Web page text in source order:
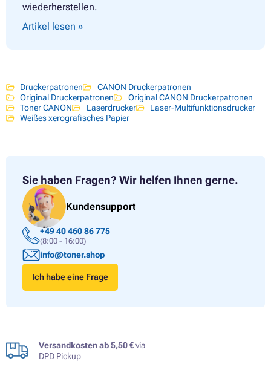
wiederherstellen.
Artikel lesen »
Druckerpatronen
CANON Druckerpatronen
Original Druckerpatronen
Original CANON Druckerpatronen
Toner CANON
Laserdrucker
Laser-Multifunktionsdrucker
Weißes xerografisches Papier
Sie haben Fragen? Wir helfen Ihnen gerne.
Kundensupport
+49 40 460 86 775
(8:00 - 16:00)
info@toner.shop
Ich habe eine Frage
Versandkosten ab 5,50 €via
DPD Pickup